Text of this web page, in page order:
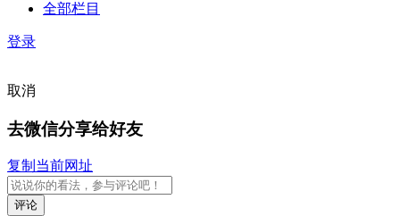
全部栏目
登录
取消
去微信分享给好友
复制当前网址
评论